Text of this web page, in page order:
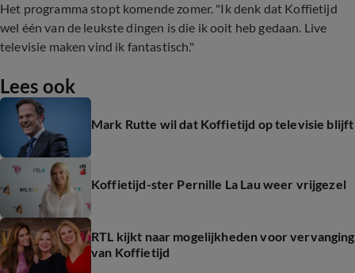
Het programma stopt komende zomer. "Ik denk dat Koffietijd
wel één van de leukste dingen is die ik ooit heb gedaan. Live
televisie maken vind ik fantastisch."
Lees ook
Mark Rutte wil dat Koffietijd op televisie blijft
Koffietijd-ster Pernille La Lau weer vrijgezel
RTL kijkt naar mogelijkheden voor vervanging
van Koffietijd